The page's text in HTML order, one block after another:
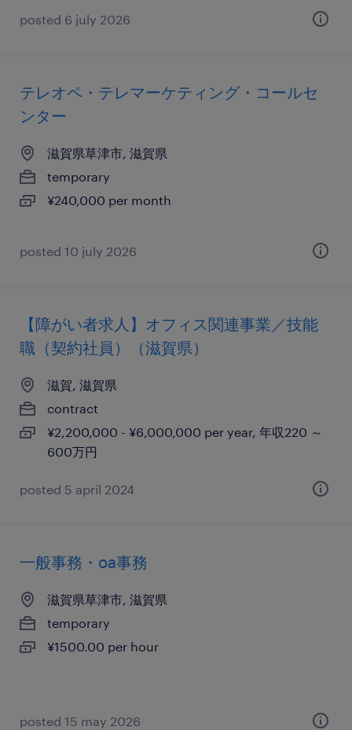
posted 6 july 2026
テレオペ・テレマーケティング・コールセ
ンター
滋賀県草津市, 滋賀県
temporary
¥240,000 per month
posted 10 july 2026
【障がい者求人】オフィス関連事業／技能
職（契約社員）（滋賀県）
滋賀, 滋賀県
contract
¥2,200,000 - ¥6,000,000 per year, 年収220 ～
600万円
posted 5 april 2024
一般事務・oa事務
滋賀県草津市, 滋賀県
temporary
¥1500.00 per hour
posted 15 may 2026